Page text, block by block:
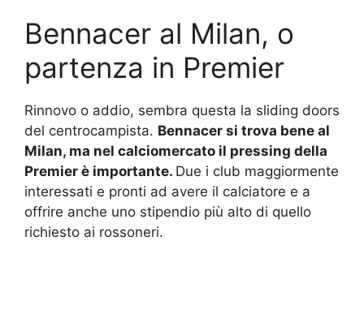
Bennacer al Milan, o
partenza in Premier
Rinnovo o addio, sembra questa la sliding doors
del centrocampista. Bennacer si trova bene al
Milan, ma nel calciomercato il pressing della
Premier è importante. Due i club maggiormente
interessati e pronti ad avere il calciatore e a
offrire anche uno stipendio più alto di quello
richiesto ai rossoneri.